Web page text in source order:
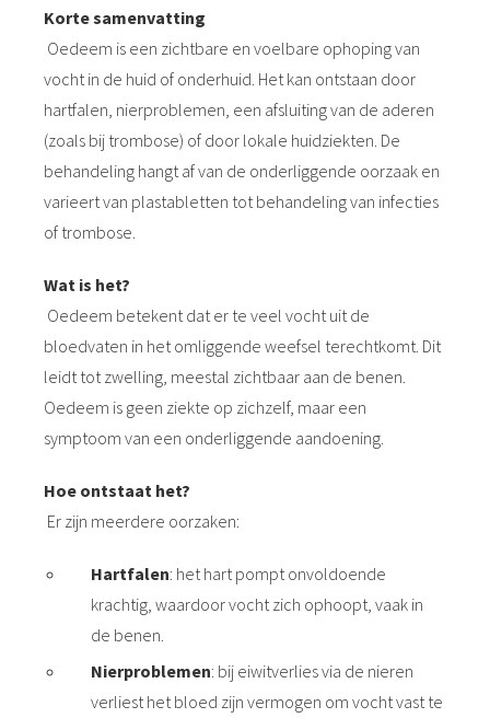
Korte samenvatting
Oedeem is een zichtbare en voelbare ophoping van
vocht in de huid of onderhuid. Het kan ontstaan door
hartfalen, nierproblemen, een afsluiting van de aderen
(zoals bij trombose) of door lokale huidziekten. De
behandeling hangt af van de onderliggende oorzaak en
varieert van plastabletten tot behandeling van infecties
of trombose.
Wat is het?
Oedeem betekent dat er te veel vocht uit de
bloedvaten in het omliggende weefsel terechtkomt. Dit
leidt tot zwelling, meestal zichtbaar aan de benen.
Oedeem is geen ziekte op zichzelf, maar een
symptoom van een onderliggende aandoening.
Hoe ontstaat het?
Er zijn meerdere oorzaken:
Hartfalen: het hart pompt onvoldoende
krachtig, waardoor vocht zich ophoopt, vaak in
de benen.
Nierproblemen: bij eiwitverlies via de nieren
verliest het bloed zijn vermogen om vocht vast te
kan de
worden
op
te
Hierdoor